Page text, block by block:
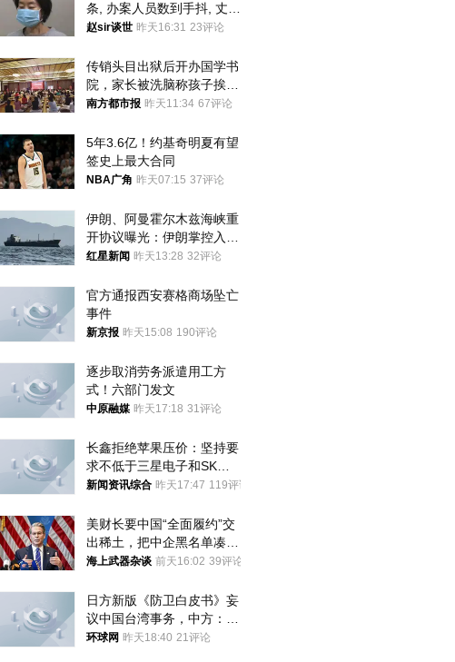
条, 办案人员数到手抖, 丈夫
受不了提前离场
赵sir谈世 昨天16:31 23评论
传销头目出狱后开办国学书
院，家长被洗脑称孩子挨打
才有效果
南方都市报 昨天11:34 67评论
5年3.6亿！约基奇明夏有望
签史上最大合同
NBA广角 昨天07:15 37评论
伊朗、阿曼霍尔木兹海峡重
开协议曝光：伊朗掌控入湾
航道，与阿曼平分“服务费”
红星新闻 昨天13:28 32评论
官方通报西安赛格商场坠亡
事件
新京报 昨天15:08 190评论
逐步取消劳务派遣用工方
式！六部门发文
中原融媒 昨天17:18 31评论
长鑫拒绝苹果压价：坚持要
求不低于三星电子和SK海
力士
新闻资讯综合 昨天17:47 119评论
美财长要中国“全面履约”交
出稀土，把中企黑名单凑到
187家，中方做最坏打算
海上武器杂谈 前天16:02 39评论
日方新版《防卫白皮书》妄
议中国台湾事务，中方：强
烈不满、坚决反对，已向日
环球网 昨天18:40 21评论